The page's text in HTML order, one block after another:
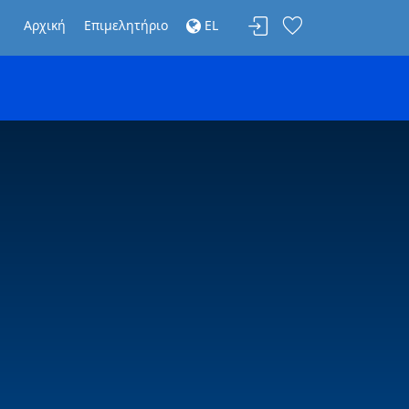
Αρχική Επιμελητήριο EL